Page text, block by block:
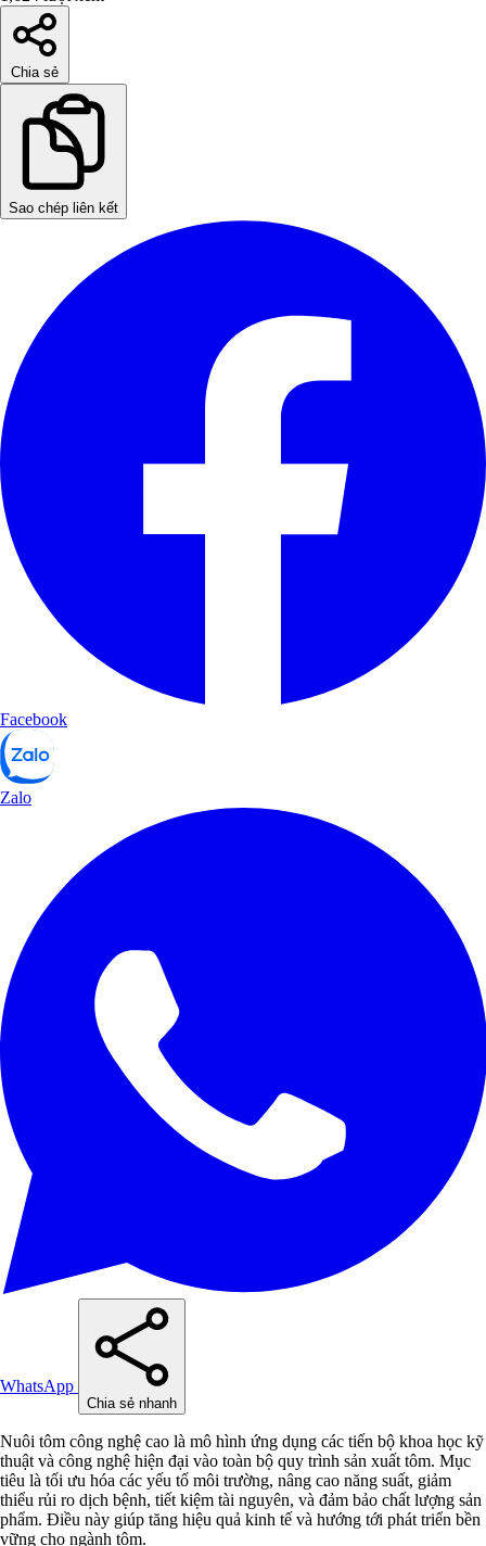
Chia sẻ
Sao chép liên kết
Facebook
Zalo
WhatsApp
Chia sẻ nhanh
Nuôi tôm công nghệ cao là mô hình ứng dụng các tiến bộ khoa học kỹ
thuật và công nghệ hiện đại vào toàn bộ quy trình sản xuất tôm. Mục
tiêu là tối ưu hóa các yếu tố môi trường, nâng cao năng suất, giảm
thiểu rủi ro dịch bệnh, tiết kiệm tài nguyên, và đảm bảo chất lượng sản
phẩm. Điều này giúp tăng hiệu quả kinh tế và hướng tới phát triển bền
vững cho ngành tôm.